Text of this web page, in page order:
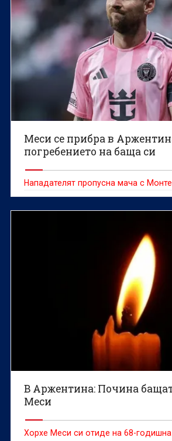
Меси се прибра в
погребението на баща си
Нападателят пропусна мача с
В Аржентина: Почина
Меси
Хорхе Меси си отиде на 68-годишна